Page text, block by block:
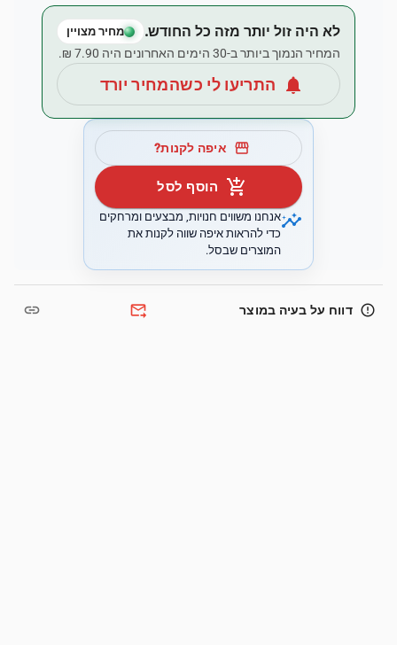
לא היה זול יותר מזה כל החודש. מחיר מצויין
המחיר הנמוך ביותר ב-30 הימים האחרונים היה ‏7.90 ‏₪.
notifications התריעו לי כשהמחיר יורד
storefront איפה לקנות?
add_shopping_cart הוסף לסל
insightsאנחנו משווים חנויות, מבצעים ומרחקים
כדי להראות איפה שווה לקנות את
המוצרים שבסל.
error_outline דווח על בעיה במוצר forward_to_inbox
link